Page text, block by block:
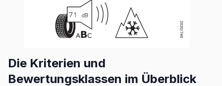
Die Kriterien und
Bewertungsklassen im Überblick